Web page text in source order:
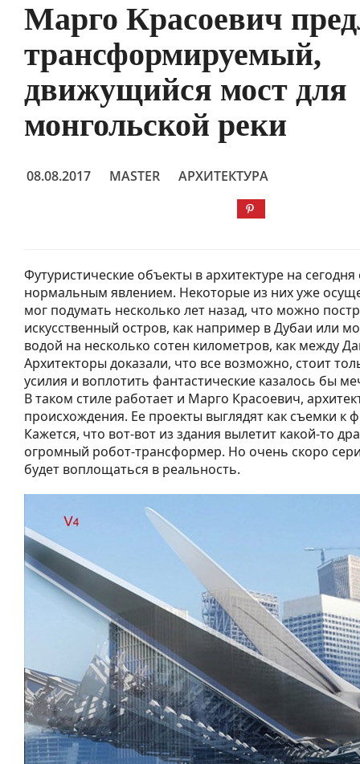
Марго Красоевич
трансформируемый,
движущийся мост для
монгольской реки
08.08.2017 MASTER АРХИТЕКТУРА
Футуристические объекты в архитектуре на сегодня
нормальным явлением. Некоторые из них уже
мог подумать несколько лет назад, что можно
искусственный остров, как например в Дубаи или
водой на несколько сотен километров, как между
Архитекторы доказали, что все возможно, стоит
усилия и воплотить фантастические казалось бы
В таком стиле работает и Марго Красоевич,
происхождения. Ее проекты выглядят как съемки к
Кажется, что вот-вот из здания вылетит какой-то
огромный робот-трансформер. Но очень скоро
будет воплощаться в реальность.